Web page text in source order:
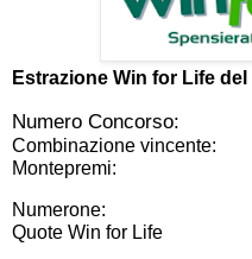
Estrazione Win for Life del
Numero Concorso:
Combinazione vincente:
Montepremi:
Numerone:
Quote Win for Life